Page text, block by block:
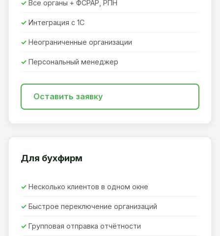
Все органы + ФСРАР, РПН
Интеграция с 1С
Неограниченные организации
Персональный менеджер
Оставить заявку
Для бухфирм
Несколько клиентов в одном окне
Быстрое переключение организаций
Групповая отправка отчётности